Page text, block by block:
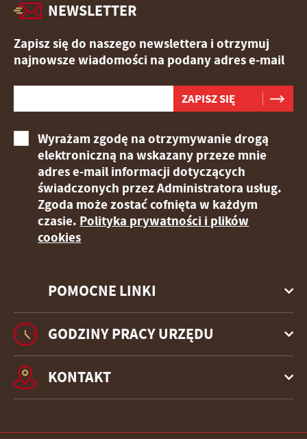
POMOCNE LINKI
NEWSLETTER
Zapisz się do naszego newslettera i otrzymuj
najnowsze wiadomości na podany adres e-mail
Wyrażam zgodę na otrzymywanie drogą
elektroniczną na wskazany przeze mnie
adres e-mail informacji dotyczących
świadczonych przez Administratora usług.
Zgoda może zostać cofnięta w każdym
czasie. Polityka prywatności i plików
cookies
GODZINY PRACY URZĘDU
KONTAKT